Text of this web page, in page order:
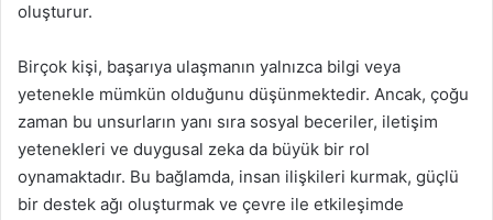
oluşturur.
Birçok kişi, başarıya ulaşmanın yalnızca bilgi veya
yetenekle mümkün olduğunu düşünmektedir. Ancak, çoğu
zaman bu unsurların yanı sıra sosyal beceriler, iletişim
yetenekleri ve duygusal zeka da büyük bir rol
oynamaktadır. Bu bağlamda, insan ilişkileri kurmak, güçlü
bir destek ağı oluşturmak ve çevre ile etkileşimde